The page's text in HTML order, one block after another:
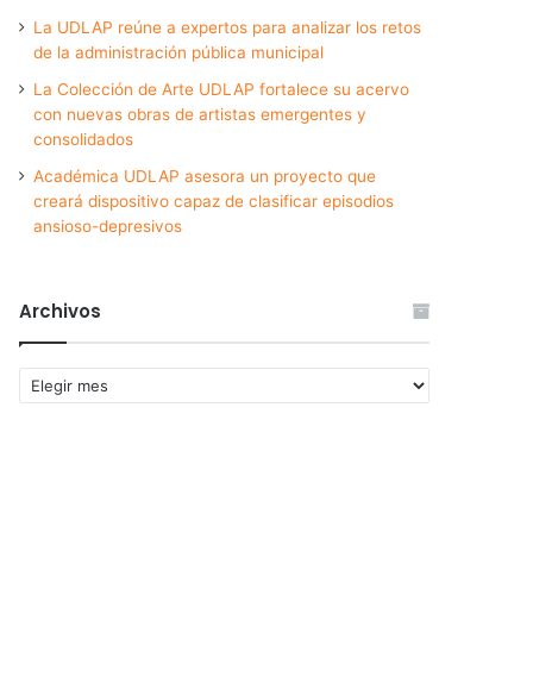
La UDLAP reúne a expertos para analizar los retos
de la administración pública municipal
La Colección de Arte UDLAP fortalece su acervo
con nuevas obras de artistas emergentes y
consolidados
Académica UDLAP asesora un proyecto que
creará dispositivo capaz de clasificar episodios
ansioso-depresivos
Archivos
Archivos